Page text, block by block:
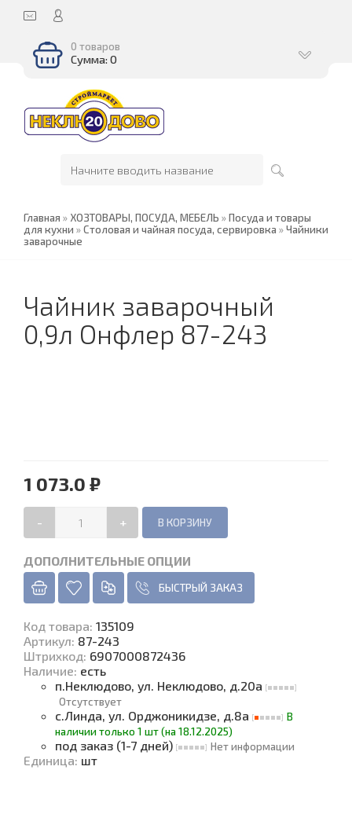
0 товаров
Сумма: 0
Главная » ХОЗТОВАРЫ, ПОСУДА, МЕБЕЛЬ »Посуда и товары
для кухни »Столовая и чайная посуда, сервировка »Чайники
заварочные
Чайник заварочный
0,9л Онфлер 87-243
1 073.0 ₽
- +
ДОПОЛНИТЕЛЬНЫЕ ОПЦИИ
БЫСТРЫЙ ЗАКАЗ
Код товара: 135109
Артикул: 87-243
Штрихкод: 6907000872436
Наличие: есть
п.Неклюдово, ул. Неклюдово, д.20а
Отсутствует
с.Линда, ул. Орджоникидзе, д.8а
В
наличии только 1 шт (на 18.12.2025)
под заказ (1-7 дней) Нет информации
Единица: шт